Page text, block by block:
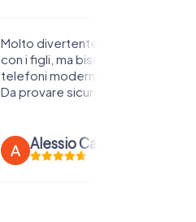
Molto divertente da sperimentare
con i figli, ma bisogna avere
telefoni moderni e rete stabile.
Da provare sicuramente !
Alessio Car